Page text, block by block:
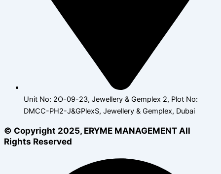
Unit No: 2O-09-23, Jewellery & Gemplex 2, Plot No:
DMCC-PH2-J&GPlexS, Jewellery & Gemplex, Dubai
© Copyright 2025, ERYME MANAGEMENT All
Rights Reserved